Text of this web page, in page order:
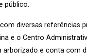
público.
diversas referências
e o Centro
e conta com